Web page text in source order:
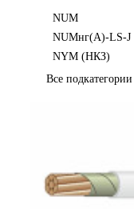
NUM
NUMнг(А)-LS-J
NYM (НКЗ)
Все